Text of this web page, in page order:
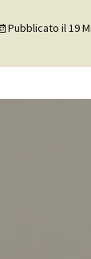
Pubblicato il19